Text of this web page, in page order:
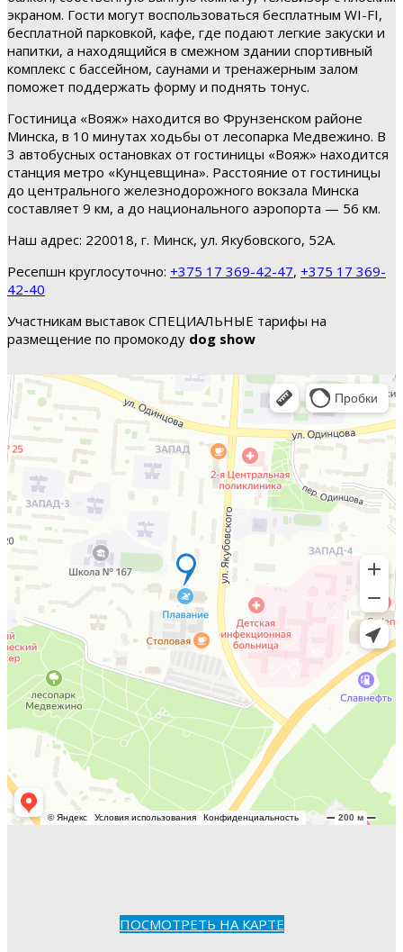
экраном. Гости могут воспользоваться бесплатным WI-FI,
бесплатной парковкой, кафе, где подают легкие закуски и
напитки, а находящийся в смежном здании спортивный
комплекс с бассейном, саунами и тренажерным залом
поможет поддержать форму и поднять тонус.
Гостиница «Вояж» находится во Фрунзенском районе
Минска, в 10 минутах ходьбы от лесопарка Медвежино. В
3 автобусных остановках от гостиницы «Вояж» находится
станция метро «Кунцевщина». Расстояние от гостиницы
до центрального железнодорожного вокзала Минска
составляет 9 км, а до национального аэропорта — 56 км.
Наш адрес: 220018, г. Минск, ул. Якубовского, 52А.
Ресепшн круглосуточно: +375 17 369-42-47, +375 17 369-
42-40
Участникам выставок СПЕЦИАЛЬНЫЕ тарифы на
размещение по промокоду dog show
ПОСМОТРЕТЬ НА КАРТЕ